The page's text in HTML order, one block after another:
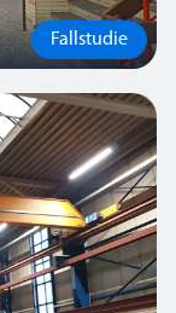
Fallstudie
im
Die alten
Leuchten ersetzt.